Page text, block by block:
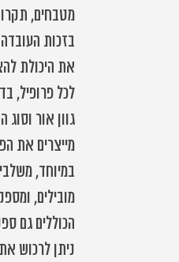
מטבחים,
בזכות
את היכולת
לכל פרופיל,
גוון אור
מייצרים את
במיוחד,
מובילים,
הכוללים גם
ניתן לרכוש